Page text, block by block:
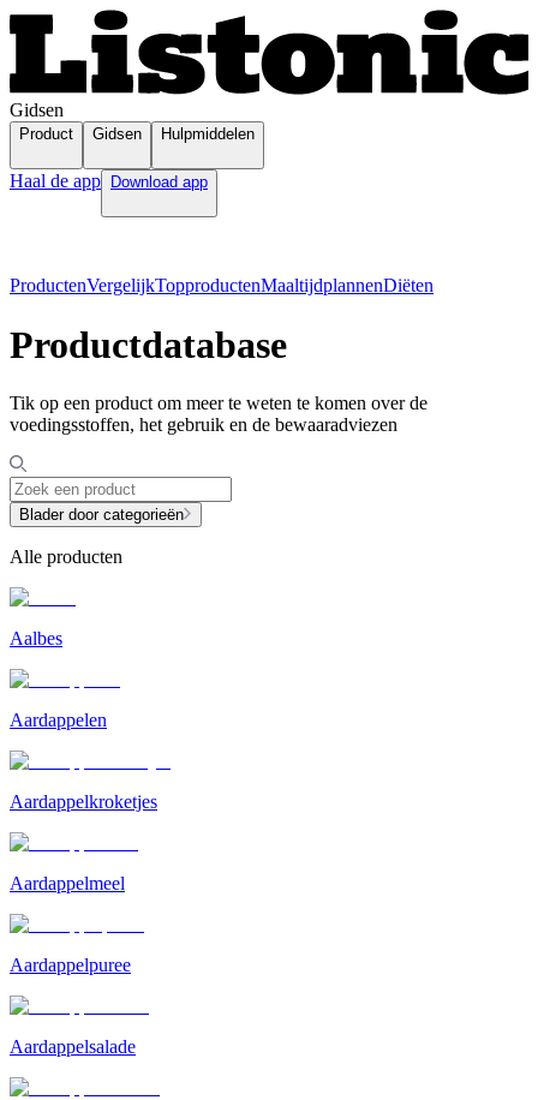
Gidsen
Product Gidsen Hulpmiddelen
Haal de app Download app
ProductenVergelijkTopproductenMaaltijdplannenDiëten
Productdatabase
Tik op een product om meer te weten te komen over de
voedingsstoffen, het gebruik en de bewaaradviezen
Blader door categorieën
Alle producten
Aalbes
Aardappelen
Aardappelkroketjes
Aardappelmeel
Aardappelpuree
Aardappelsalade